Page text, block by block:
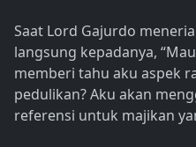
Saat Lord Gajurdo
langsung kepadanya,
memberi tahu aku aspek
pedulikan? Aku akan
referensi untuk majikan